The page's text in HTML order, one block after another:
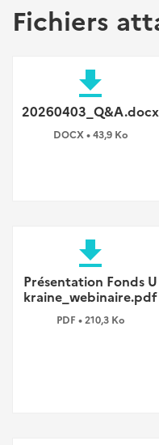
Fichiers
file_download
20260403_Q&A.docx
DOCX • 43,9 Ko
file_download
Présentation Fonds U
kraine_webinaire.pdf
PDF • 210,3 Ko